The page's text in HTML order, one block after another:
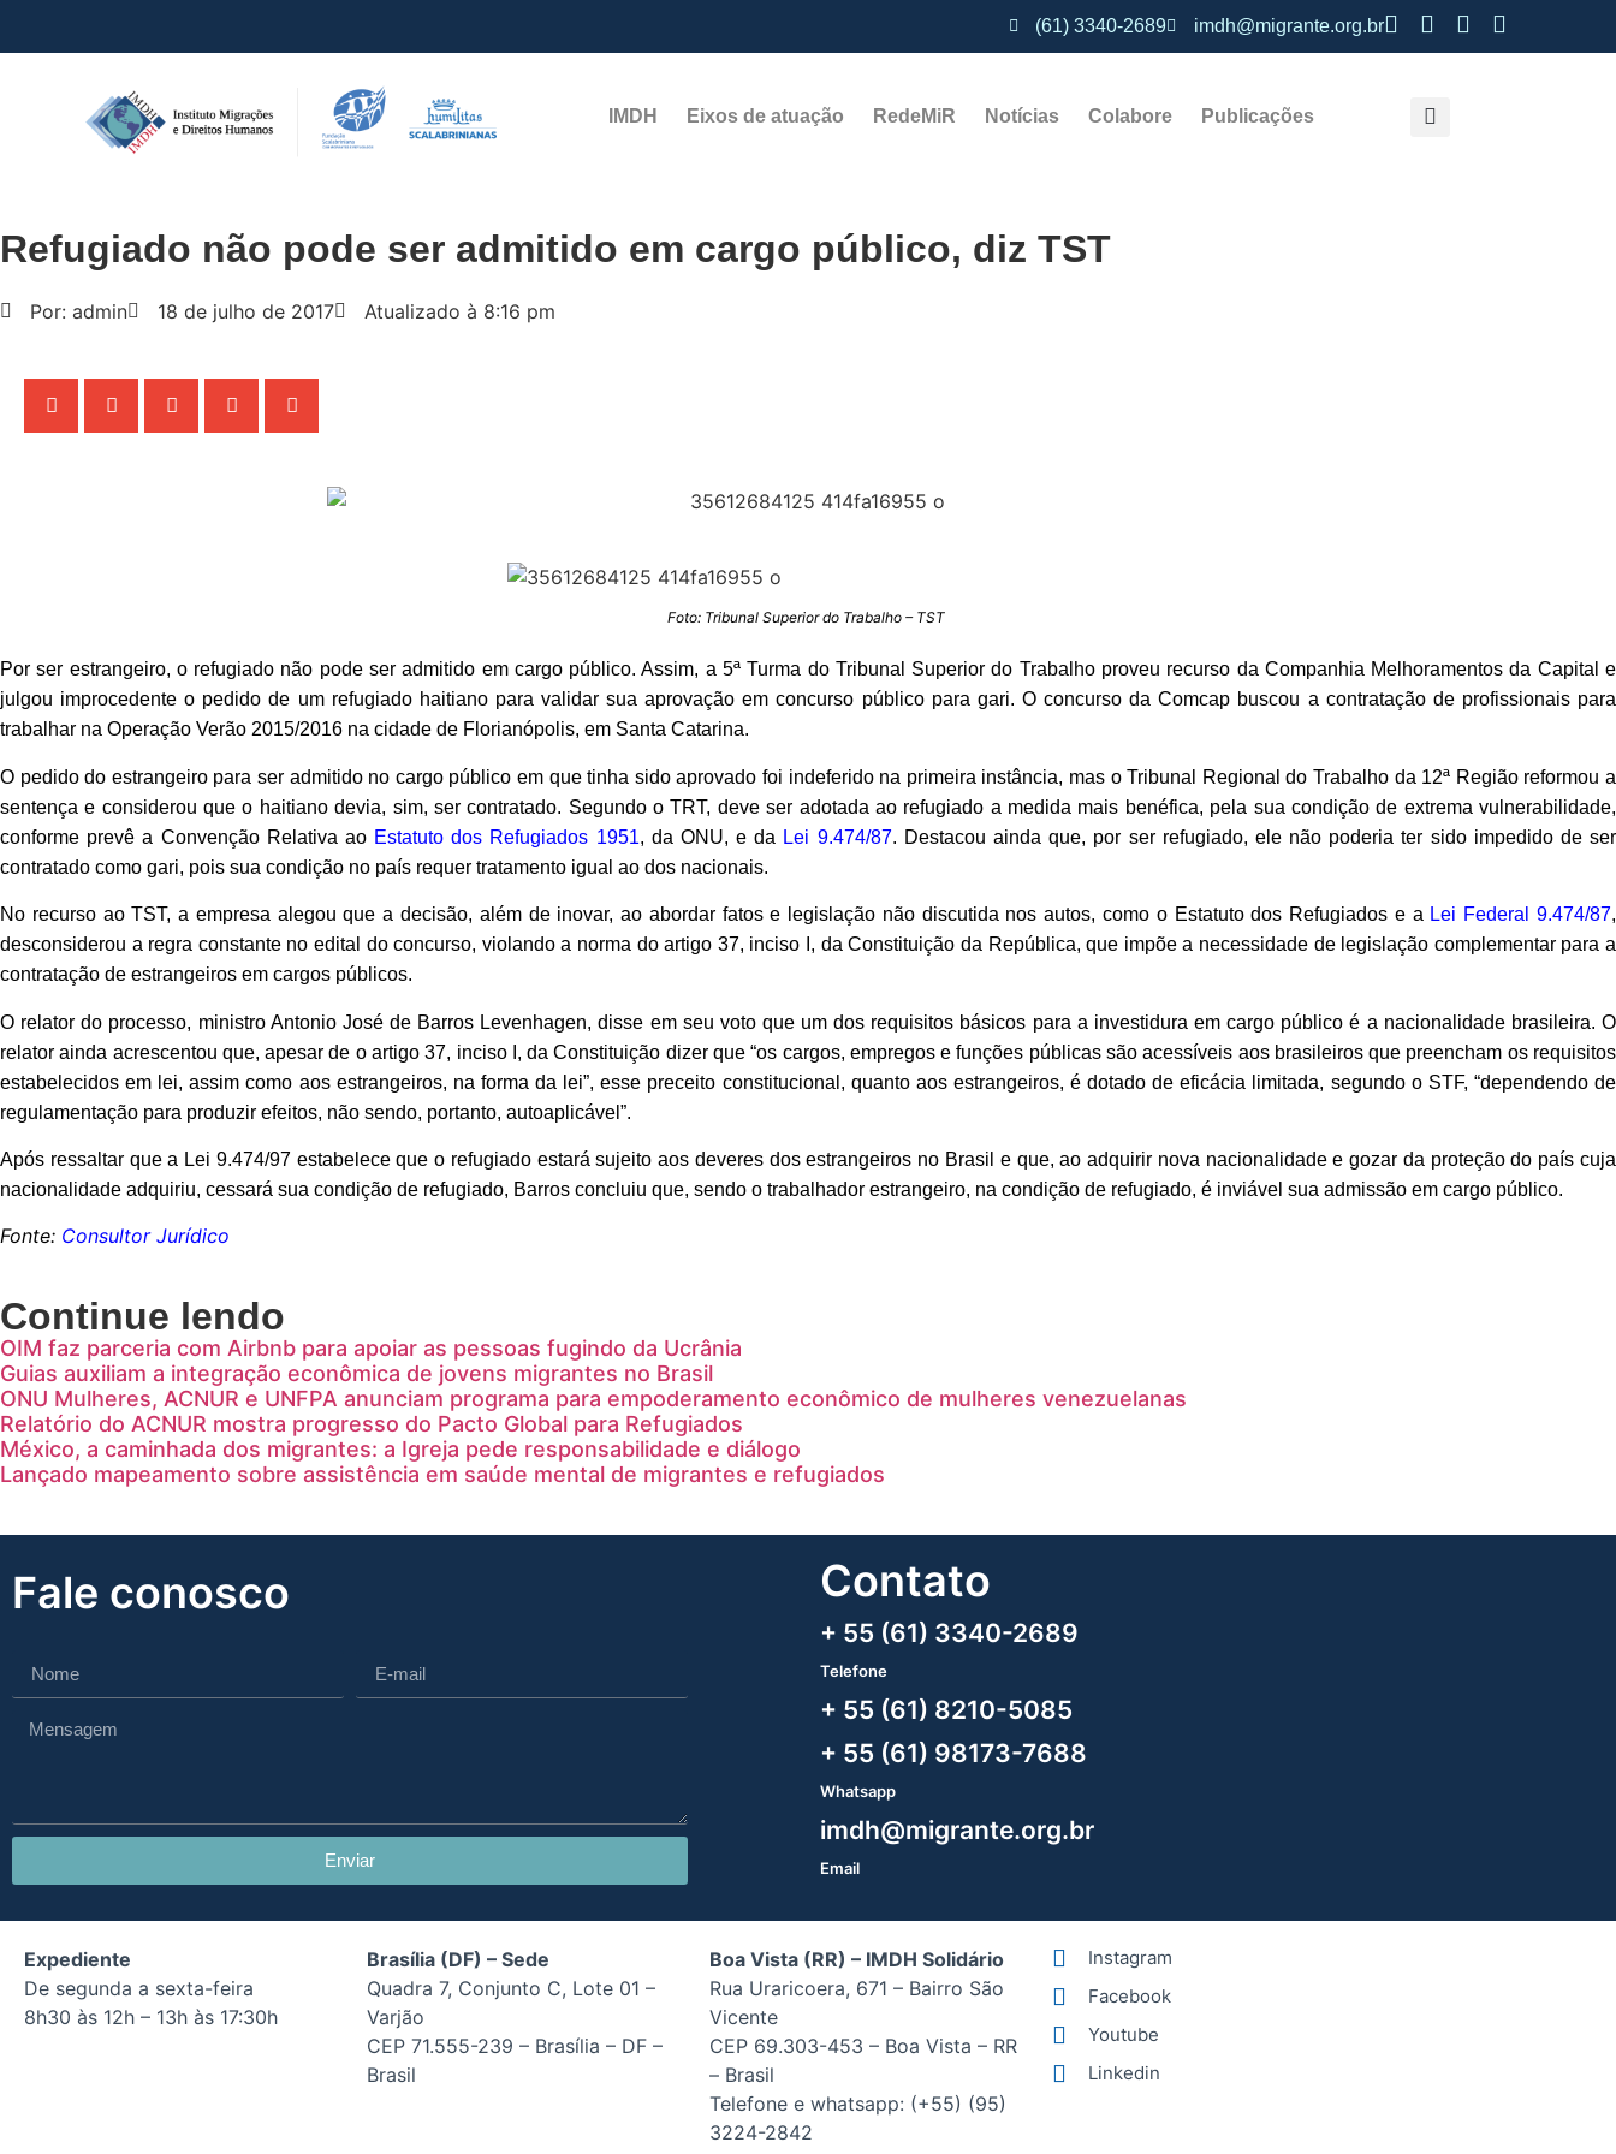
(61) 3340-2689 imdh@migrante.org.br
IMDH Eixos de atuação RedeMiR Notícias​ Colabore Publicações
Refugiado não pode ser admitido em cargo público, diz TST
Por: admin 18 de julho de 2017 Atualizado à 8:16 pm
Foto: Tribunal Superior do Trabalho – TST
Por ser estrangeiro, o refugiado não pode ser admitido em cargo público. Assim, a 5ª Turma do Tribunal Superior do Trabalho proveu recurso da Companhia Melhoramentos da Capital e
julgou improcedente o pedido de um refugiado haitiano para validar sua aprovação em concurso público para gari. O concurso da Comcap buscou a contratação de profissionais para
trabalhar na Operação Verão 2015/2016 na cidade de Florianópolis, em Santa Catarina.
O pedido do estrangeiro para ser admitido no cargo público em que tinha sido aprovado foi indeferido na primeira instância, mas o Tribunal Regional do Trabalho da 12ª Região reformou a
sentença e considerou que o haitiano devia, sim, ser contratado. Segundo o TRT, deve ser adotada ao refugiado a medida mais benéfica, pela sua condição de extrema vulnerabilidade,
conforme prevê a Convenção Relativa ao Estatuto dos Refugiados 1951, da ONU, e da Lei 9.474/87. Destacou ainda que, por ser refugiado, ele não poderia ter sido impedido de ser
contratado como gari, pois sua condição no país requer tratamento igual ao dos nacionais.
No recurso ao TST, a empresa alegou que a decisão, além de inovar, ao abordar fatos e legislação não discutida nos autos, como o Estatuto dos Refugiados e a Lei Federal 9.474/87,
desconsiderou a regra constante no edital do concurso, violando a norma do artigo 37, inciso I, da Constituição da República, que impõe a necessidade de legislação complementar para a
contratação de estrangeiros em cargos públicos.
O relator do processo, ministro Antonio José de Barros Levenhagen, disse em seu voto que um dos requisitos básicos para a investidura em cargo público é a nacionalidade brasileira. O
relator ainda acrescentou que, apesar de o artigo 37, inciso I, da Constituição dizer que “os cargos, empregos e funções públicas são acessíveis aos brasileiros que preencham os requisitos
estabelecidos em lei, assim como aos estrangeiros, na forma da lei”, esse preceito constitucional, quanto aos estrangeiros, é dotado de eficácia limitada, segundo o STF, “dependendo de
regulamentação para produzir efeitos, não sendo, portanto, autoaplicável”.
Após ressaltar que a Lei 9.474/97 estabelece que o refugiado estará sujeito aos deveres dos estrangeiros no Brasil e que, ao adquirir nova nacionalidade e gozar da proteção do país cuja
nacionalidade adquiriu, cessará sua condição de refugiado, Barros concluiu que, sendo o trabalhador estrangeiro, na condição de refugiado, é inviável sua admissão em cargo público.
Fonte: Consultor Jurídico
Continue lendo
OIM faz parceria com Airbnb para apoiar as pessoas fugindo da Ucrânia
Guias auxiliam a integração econômica de jovens migrantes no Brasil
ONU Mulheres, ACNUR e UNFPA anunciam programa para empoderamento econômico de mulheres venezuelanas
Relatório do ACNUR mostra progresso do Pacto Global para Refugiados
México, a caminhada dos migrantes: a Igreja pede responsabilidade e diálogo
Lançado mapeamento sobre assistência em saúde mental de migrantes e refugiados
Fale conosco
Enviar
Contato
+ 55 (61) 3340-2689
Telefone
+ 55 (61) 8210-5085
+ 55 (61) 98173-7688
Whatsapp
imdh@migrante.org.br
Email
Expediente
De segunda a sexta-feira
8h30 às 12h – 13h às 17:30h
Brasília (DF) – Sede
Quadra 7, Conjunto C, Lote 01 –
Varjão
CEP 71.555-239 – Brasília – DF –
Brasil
Boa Vista (RR) – IMDH Solidário
Rua Uraricoera, 671 – Bairro São
Vicente
CEP 69.303-453 – Boa Vista – RR
– Brasil
Telefone e whatsapp: (+55) (95)
3224-2842
Instagram
Facebook
Youtube
Linkedin